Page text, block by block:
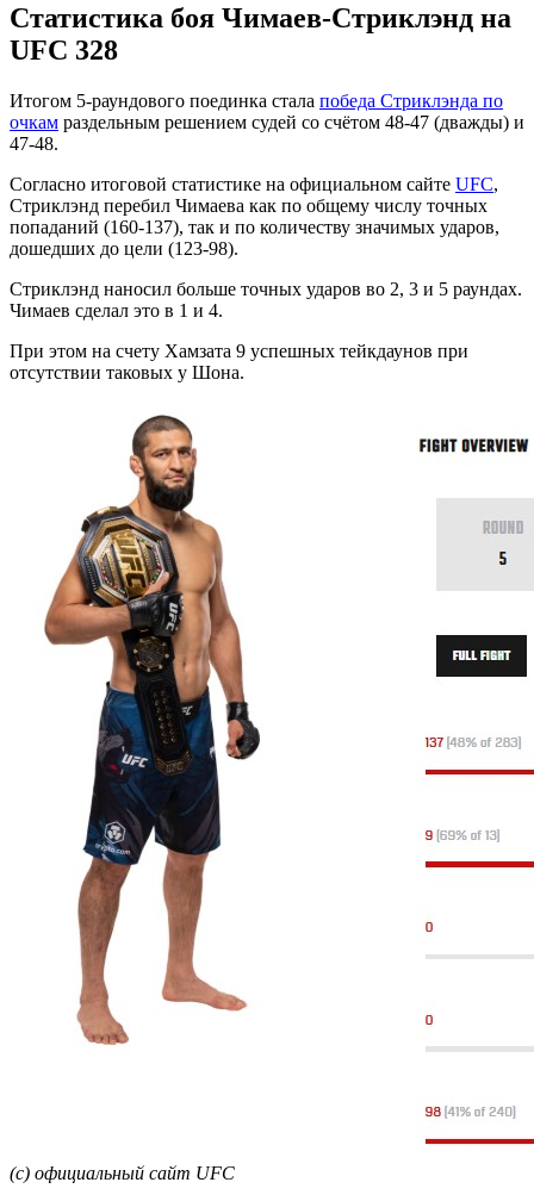
Статистика боя Чимаев-Стриклэнд на
UFC 328
Итогом 5-раундового поединка стала победа Стриклэнда по
очкам раздельным решением судей со счётом 48-47 (дважды) и
47-48.
Согласно итоговой статистике на официальном сайте UFC,
Стриклэнд перебил Чимаева как по общему числу точных
попаданий (160-137), так и по количеству значимых ударов,
дошедших до цели (123-98).
Стриклэнд наносил больше точных ударов во 2, 3 и 5 раундах.
Чимаев сделал это в 1 и 4.
При этом на счету Хамзата 9 успешных тейкдаунов при
отсутствии таковых у Шона.
(с) официальный сайт UFC